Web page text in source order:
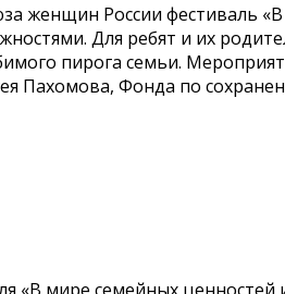
женщин России фестиваль
Для ребят и их
пирога семьи.
Пахомова, Фонда по